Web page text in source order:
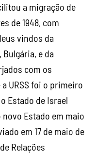
a migração de
de 1948, com
vindos da
e da
com os
URSS foi o primeiro
Estado de Israel
Estado em maio
em 17 de maio de
Relações